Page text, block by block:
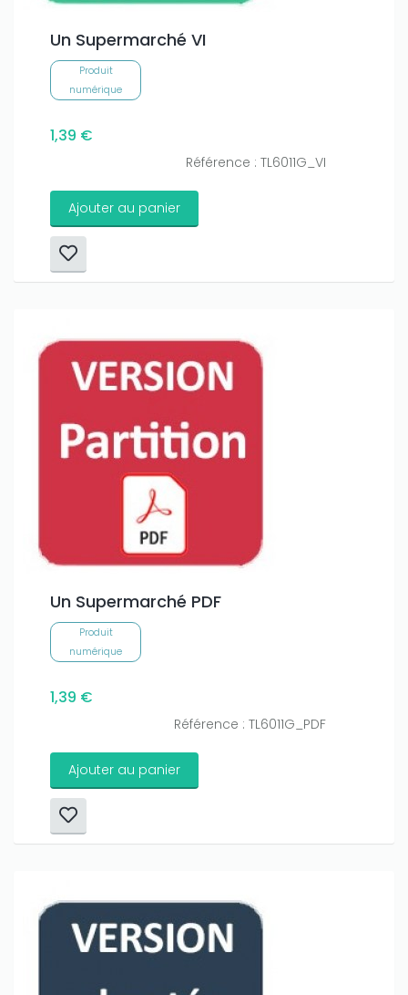
Un Supermarché VI
Produit
numérique
1,39 €
Référence : TL6011G_VI
Ajouter au panier
Un Supermarché PDF
Produit
numérique
1,39 €
Référence : TL6011G_PDF
Ajouter au panier